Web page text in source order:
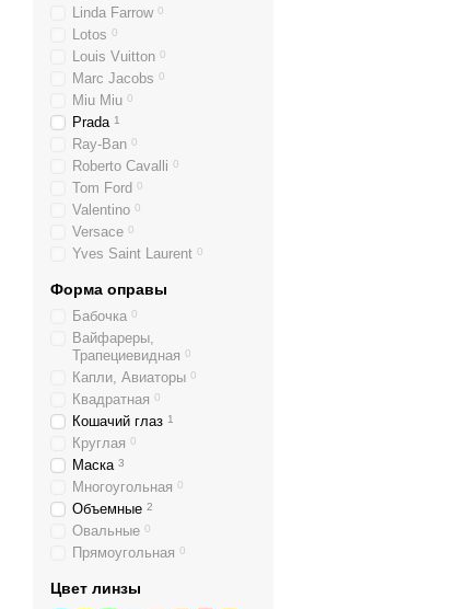
Linda Farrow 0
Lotos 0
Louis Vuitton 0
Marc Jacobs 0
Miu Miu 0
Prada 1
Ray-Ban 0
Roberto Cavalli 0
Tom Ford 0
Valentino 0
Versace 0
Yves Saint Laurent 0
Форма оправы
Бабочка 0
Вайфареры,
Трапециевидная 0
Капли, Авиаторы 0
Квадратная 0
Кошачий глаз 1
Круглая 0
Маска 3
Многоугольная 0
Объемные 2
Овальные 0
Прямоугольная 0
Цвет линзы